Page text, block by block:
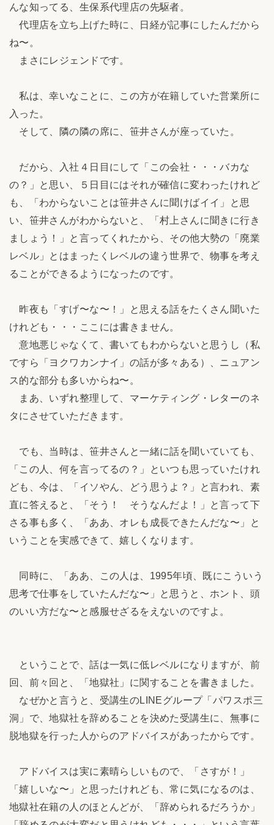
んな知ってる、生保系代理店の先駆者。
代理店を立ち上げた時に、日経が記事にしたんだから
ね〜。
まさにレジェンドです。
私は、幸いなことに、この方が在籍していた営業所に
入った。
そして、隣の隣の席に、笹井さんが座っていた。
だから、入社４日目にして「この会社・・・バカな
の？」と思い、５日目にはそれが確信に変わったけれど
も、「わからないことは笹井さんに聞けばイイ」と思
い、笹井さんがわからないと、「村上さんに聞きに行き
ましょう！」と言ってくれたから、その他大勢の「廃業
レベル」とはまったくレベルの違う世界で、物事を考え
ることができるようになったのです。
昨夜も「すげ〜な〜！」と思える話をたくさん聞いた
けれども・・・ここには書きません。
意地悪じゃなくて、書いてもわからないと思うし（私
ですら「ヨクワカンナイ」の話が多々ある）、ニュアン
ス的な部分も多いからね〜。
まあ、いずれ整理して、マーケティング・レターのネ
タにさせていただきます。
でも、当時は、笹井さんと一緒に話を聞いていても、
「この人、何を言ってるの？」といつも思っていたけれ
ども、今は、「イソやん、どう思うよ？」と言われ、素
直に答えると、「そう！ そうなんだよ！」と言って下
さる事も多く、「ああ、オレも成長できたんだな〜」と
いうことを実感できて、嬉しくなります。
同時に、「ああ、この人は、1995年頃、既にこういう
思考で仕事をしていたんだな〜」と思うと、ホント、頭
のいい方だな〜と感服せざるをえないのですよ。
ということで、話は一気に低レベルになりますが、前
回、前々回と、「地獄社」に関することを書きました。
なぜかと言うと、受講生のLINEグループ「パワスポ三
洞」で、地獄社を辞めることを決めた受講生に、無事に
脱地獄を行った人からのアドバイスがあったからです。
アドバイスは実に素晴らしいもので、「さすが！」
「嬉しいな〜」と思ったけれども、常に気になるのは、
地獄社在籍の人のほとんどが、「辞められるだろうか」